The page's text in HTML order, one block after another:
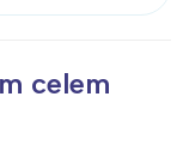
celem